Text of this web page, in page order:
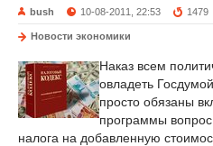
bush 10-08-2011, 22:53 1479
Новости экономики
Наказ всем
овладеть
просто обязаны
программы
налога на добавленную